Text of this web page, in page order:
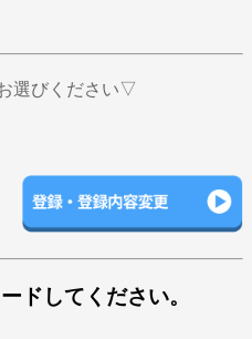
選びください▽
ドしてください。